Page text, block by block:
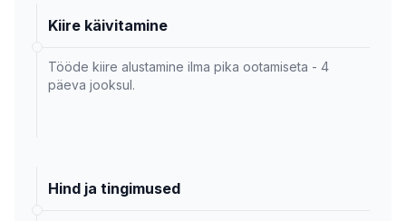
Kiire käivitamine
Tööde kiire alustamine ilma pika ootamiseta - 4
päeva jooksul.
Hind ja tingimused